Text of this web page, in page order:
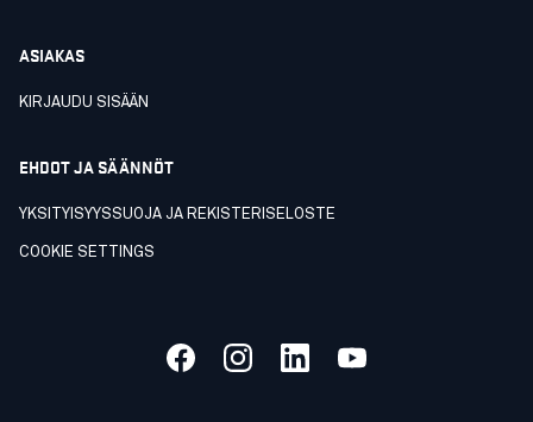
ASIAKAS
KIRJAUDU SISÄÄN
EHDOT JA SÄÄNNÖT
YKSITYISYYSSUOJA JA REKISTERISELOSTE
COOKIE SETTINGS